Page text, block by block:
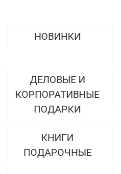
НОВИНКИ
ДЕЛОВЫЕ И
КОРПОРАТИВНЫЕ
ПОДАРКИ
КНИГИ
ПОДАРОЧНЫЕ